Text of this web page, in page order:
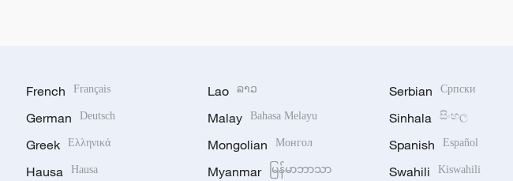
French Français
German Deutsch
Greek Ελληνικά
Hausa Hausa
Lao ລາວ
Malay Bahasa Melayu
Mongolian Монгол
Myanmar မြန်မာဘာသာ
Serbian Српски
Sinhala සිංහල
Spanish Español
Swahili Kiswahili